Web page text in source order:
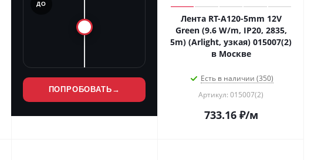
ДО
ПОПРОБОВАТЬ →
Лента RT-A120-5mm 12V
Green (9.6 W/m, IP20, 2835,
5m) (Arlight, узкая) 015007(2)
в Москве
Есть в наличии (350)
Артикул: 015007(2)
733.16₽/м